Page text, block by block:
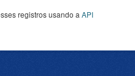
registros usando a API